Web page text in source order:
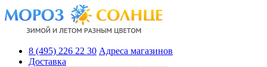
8 (495) 226 22 30 Адреса магазинов
Доставка